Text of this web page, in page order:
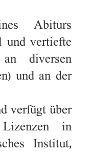
Abiturs
und vertiefte
diversen
und an der
verfügt über
in
Institut,